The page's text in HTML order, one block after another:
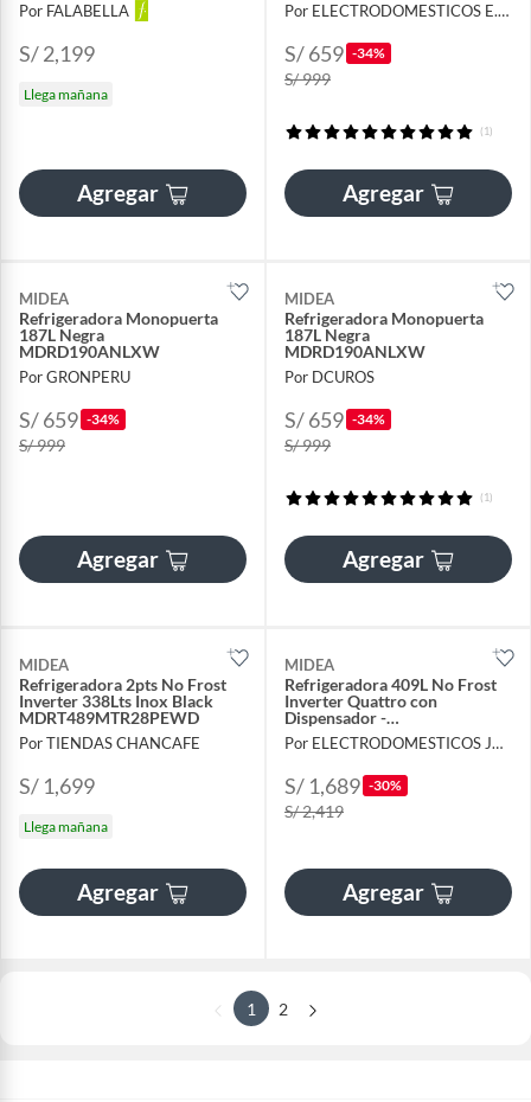
Por FALABELLA
S/ 2,199
Llega mañana
Agregar
Por ELECTRODOMESTICOS E.I.R.L
S/ 659 -34%
S/ 999
(1)
Agregar
MIDEA
Refrigeradora Monopuerta
187L Negra
MDRD190ANLXW
Por GRONPERU
S/ 659 -34%
S/ 999
Agregar
MIDEA
Refrigeradora Monopuerta
187L Negra
MDRD190ANLXW
Por DCUROS
S/ 659 -34%
S/ 999
(1)
Agregar
MIDEA
Refrigeradora 2pts No Frost
Inverter 338Lts Inox Black
MDRT489MTR28PEWD
Por TIENDAS CHANCAFE
S/ 1,699
Llega mañana
Agregar
MIDEA
Refrigeradora 409L No Frost
Inverter Quattro con
Dispensador -
DRT580MTR28PEWD
Por ELECTRODOMESTICOS JARED
S/ 1,689 -30%
S/ 2,419
Agregar
1 2